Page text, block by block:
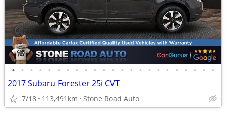
• • • • • • • • • • • • • • • • • • • • • • •
2017 Subaru Forester 25i CVT
7/18 113,491km Stone Road Auto